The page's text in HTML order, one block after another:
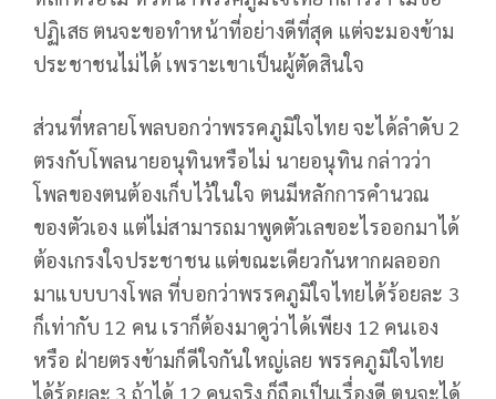
ปฏิเสธ ตนจะขอทำหน้าที่อย่างดีที่สุด แต่จะมองข้าม
ประชาชนไม่ได้ เพราะเขาเป็นผู้ตัดสินใจ
ส่วนที่หลายโพลบอกว่าพรรคภูมิใจไทย จะได้ลำดับ 2
ตรงกับโพลนายอนุทินหรือไม่ นายอนุทิน กล่าวว่า
โพลของตนต้องเก็บไว้ในใจ ตนมีหลักการคำนวณ
ของตัวเอง แต่ไม่สามารถมาพูดตัวเลขอะไรออกมาได้
ต้องเกรงใจประชาชน แต่ขณะเดียวกันหากผลออก
มาแบบบางโพล ที่บอกว่าพรรคภูมิใจไทยได้ร้อยละ 3
ก็เท่ากับ 12 คน เราก็ต้องมาดูว่าได้เพียง 12 คนเอง
หรือ ฝ่ายตรงข้ามก็ดีใจกันใหญ่เลย พรรคภูมิใจไทย
ได้ร้อยละ 3 ถ้าได้ 12 คนจริง ก็ถือเป็นเรื่องดี ตนจะได้